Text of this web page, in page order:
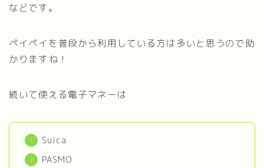
などです。
ペイペイを普段から利用している方は多いと思うので助
かりますね！
続いて使える電子マネーは
Suica
PASMO